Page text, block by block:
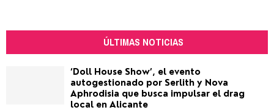
ÚLTIMAS NOTICIAS
‘Doll House Show’, el evento
autogestionado por Serlith y Nova
Aphrodisia que busca impulsar el drag
local en Alicante